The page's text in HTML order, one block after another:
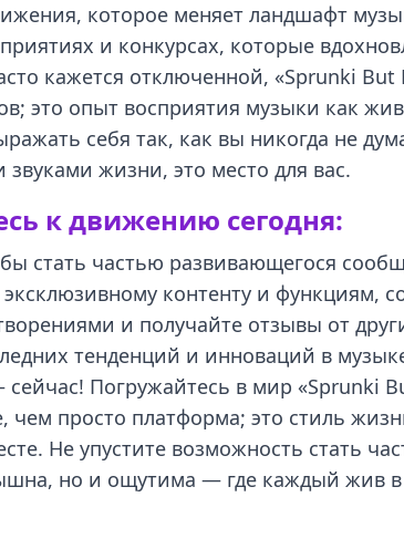
которое меняет ландшафт
и конкурсах, которые
кажется отключенной, «Sprunki
это опыт восприятия музыки как
себя так, как вы никогда не
звуками жизни, это место для вас.
к движению сегодня:
стать частью развивающегося
эксклюзивному контенту и функциям,
и получайте отзывы от
тенденций и инноваций в
Погружайтесь в мир «Sprunki
просто платформа; это стиль
Не упустите возможность стать
но и ощутима — где каждый жив